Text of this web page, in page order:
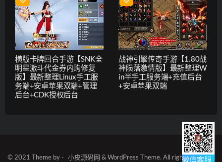
横版卡牌回合手游【SNK全
明星激斗代金券内购修复
版】最新整理Linux手工服
务端+安卓苹果双端+管理
后台+CDK授权后台
战神引擎传奇手游【1.80战
神陨落激情版】最新整理W
in半手工服务端+充值后台
+安卓苹果双端
© 2021 Theme by - 小皮源码网 & WordPress Theme. All rights reserved
微信客服